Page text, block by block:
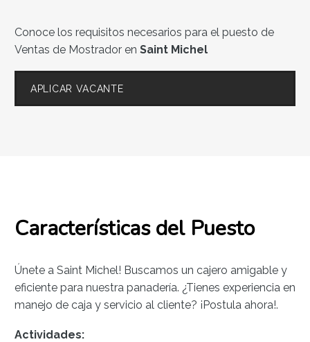
Conoce los requisitos necesarios para el puesto de
Ventas de Mostrador en Saint Michel
APLICAR VACANTE
Características del Puesto
Únete a Saint Michel! Buscamos un cajero amigable y
eficiente para nuestra panadería. ¿Tienes experiencia en
manejo de caja y servicio al cliente? ¡Postula ahora!.
Actividades: